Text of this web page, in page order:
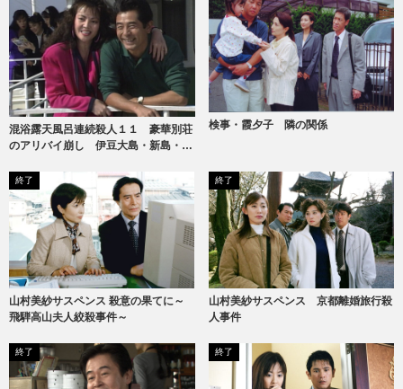
混浴露天風呂連続殺人１１ 豪華別荘
のアリバイ崩し 伊豆大島・新島・式
検事・霞夕子 隣の関係
終了
山村美紗サスペンス 殺意の果てに～
飛騨高山夫人絞殺事件～
終了
山村美紗サスペンス 京都離婚旅行殺
人事件
終了 終了